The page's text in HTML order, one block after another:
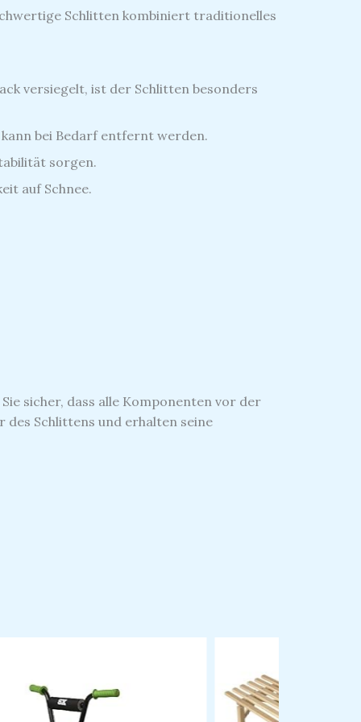
Schlitten kombiniert traditionelles
versiegelt, ist der Schlitten besonders
bei Bedarf entfernt werden.
sorgen.
auf Schnee.
Sie sicher, dass alle Komponenten vor der
des Schlittens und erhalten seine